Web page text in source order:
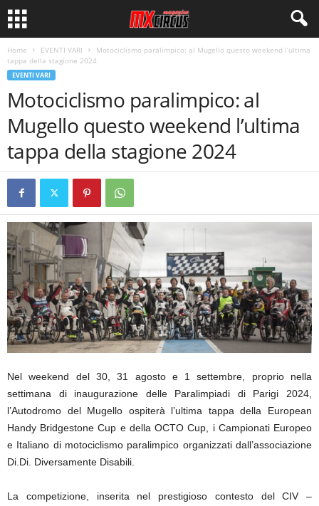
Home EVENTI VARI
Motociclismo paralimpico: al Mugello questo weekend l’ultima
tappa della stagione 2024
EVENTI VARI
Motociclismo paralimpico: al
Mugello questo weekend l’ultima
tappa della stagione 2024
Nel weekend del 30, 31 agosto e 1 settembre, proprio nella
settimana di inaugurazione delle Paralimpiadi di Parigi 2024,
l’Autodromo del Mugello ospiterà l’ultima tappa della European
Handy Bridgestone Cup e della OCTO Cup, i Campionati Europeo
e Italiano di motociclismo paralimpico organizzati dall’associazione
Di.Di. Diversamente Disabili.
La competizione, inserita nel prestigioso contesto del CIV –